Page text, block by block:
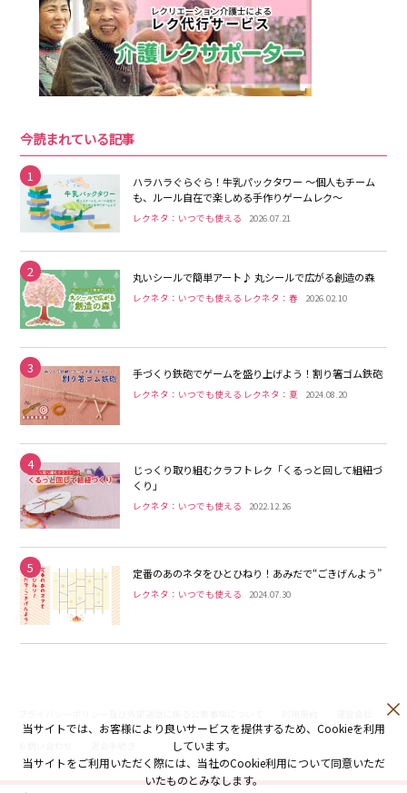
今読まれている記事
1
ハラハラぐらぐら！牛乳パックタワー 〜個人もチーム
も、ルール自在で楽しめる手作りゲームレク〜
レクネタ：いつでも使える 2026.07.21
2 丸いシールで簡単アート♪ 丸シールで広がる創造の森
レクネタ：いつでも使える レクネタ：春 2026.02.10
3 手づくり鉄砲でゲームを盛り上げよう！割り箸ゴム鉄砲
レクネタ：いつでも使える レクネタ：夏 2024.08.20
4
じっくり取り組むクラフトレク「くるっと回して組紐づ
くり」
レクネタ：いつでも使える 2022.12.26
5 定番のあのネタをひとひねり！あみだで“ごきげんよう”
レクネタ：いつでも使える 2024.07.30
当サイトでは、お客様により良いサービスを提供するため、Cookieを利用
しています。
当サイトをご利用いただく際には、当社のCookie利用について同意いただ
いたものとみなします。